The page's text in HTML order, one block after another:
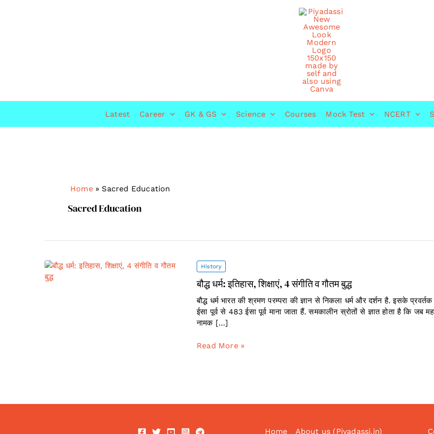
Latest Career GK & GS Science Courses Mock Test NCERT
Home» Sacred Education
Sacred Education
History
बौद्ध धर्म: इतिहास, शिक्षाएं, 4 संगीति व गौतम बुद्ध
बौद्ध धर्म भारत की श्रमण परम्परा की ज्ञान से निकला धर्म और दर्शन है. इसके
ईसा पूर्व से 483 ईसा पूर्व माना जाता हैं. समकालीन स्रोतों से ज्ञात होता है कि जब
नामक […]
बौद्ध
Read More »
Home About us (Piyadassi.in)